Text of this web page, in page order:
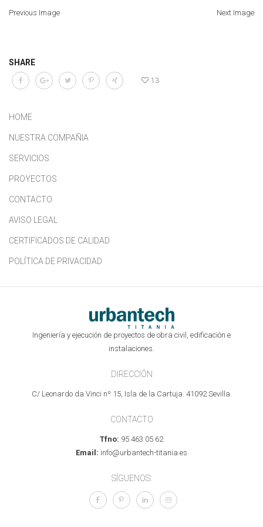
Previous Image Next Image
SHARE
13
HOME
NUESTRA COMPAÑIA
SERVICIOS
PROYECTOS
CONTACTO
AVISO LEGAL
CERTIFICADOS DE CALIDAD
POLÍTICA DE PRIVACIDAD
Ingeniería y ejecución de proyectos de obra civil, edificación e
instalaciones.
DIRECCIÓN
C/ Leonardo da Vinci nº 15, Isla de la Cartuja. 41092 Sevilla.
CONTACTO
Tfno: 95 463 05 62
Email: info@urbantech-titania.es
SÍGUENOS: